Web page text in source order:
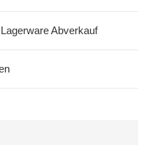
Abverkauf